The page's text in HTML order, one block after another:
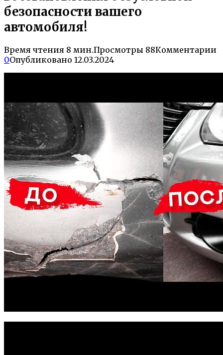
безопасности вашего
автомобиля!
Время чтения 8 мин.Просмотры 88Комментарии
0Опубликовано 12.03.2024